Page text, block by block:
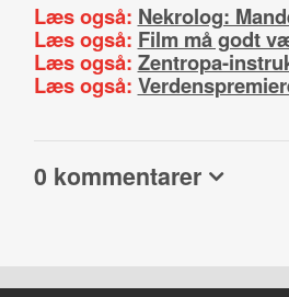
Læs også: Nekrolog:
Læs også: Film må godt
Læs også: Zentropa-
Læs også:
0 kommentarer